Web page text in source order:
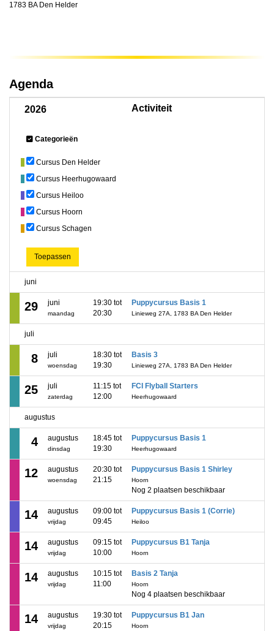
1783 BA Den Helder
Agenda
2026 Activiteit
Categorieën
Cursus Den Helder
Cursus Heerhugowaard
Cursus Heiloo
Cursus Hoorn
Cursus Schagen
Toepassen
juni
29 juni
maandag
19:30 tot
20:30
Puppycursus Basis 1
Linieweg 27A, 1783 BA Den Helder
juli
8 juli
woensdag
18:30 tot
19:30
Basis 3
Linieweg 27A, 1783 BA Den Helder
25 juli
zaterdag
11:15 tot
12:00
FCI Flyball Starters
Heerhugowaard
augustus
4 augustus
dinsdag
18:45 tot
19:30
Puppycursus Basis 1
Heerhugowaard
12 augustus
woensdag
20:30 tot
21:15
Puppycursus Basis 1 Shirley
Hoorn
Nog 2 plaatsen beschikbaar
14 augustus
vrijdag
09:00 tot
09:45
Puppycursus Basis 1 (Corrie)
Heiloo
14 augustus
vrijdag
09:15 tot
10:00
Puppycursus B1 Tanja
Hoorn
14 augustus
vrijdag
10:15 tot
11:00
Basis 2 Tanja
Hoorn
Nog 4 plaatsen beschikbaar
14 augustus
vrijdag
19:30 tot
20:15
Puppycursus B1 Jan
Hoorn